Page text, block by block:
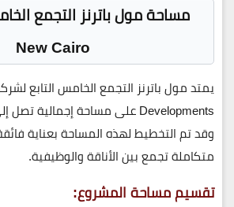
مساحة
New Cairo
يمتدمول باترنز التجمع الخامسالتابع
Developmentsعلى مساحة إجمالية تصل
وقد تم التخطيط لهذه المساحة بعناية
متكاملة تجمع بينالأناقة والوظيفية.
تقسيم مساحة المشروع: